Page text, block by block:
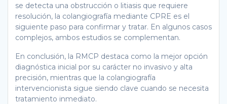
se detecta una obstrucción o litiasis que requiere
resolución, la colangiografía mediante CPRE es el
siguiente paso para confirmar y tratar. En algunos casos
complejos, ambos estudios se complementan.
En conclusión, la RMCP destaca como la mejor opción
diagnóstica inicial por su carácter no invasivo y alta
precisión, mientras que la colangiografía
intervencionista sigue siendo clave cuando se necesita
tratamiento inmediato.